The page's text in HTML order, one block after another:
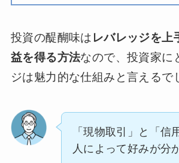
投資の醍醐味はレバレッジを上
益を得る方法なので、投資家に
ジは魅力的な仕組みと言えるで
「現物取引」と「信
人によって好みが分